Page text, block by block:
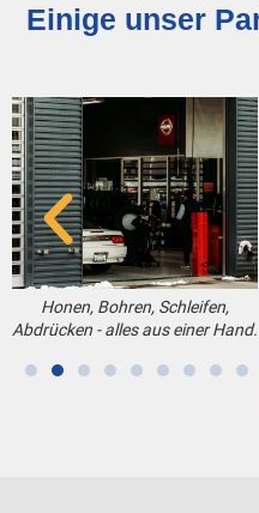
Einige unser
Honen, Bohren, Schleifen,
Abdrücken - alles aus einer Hand.